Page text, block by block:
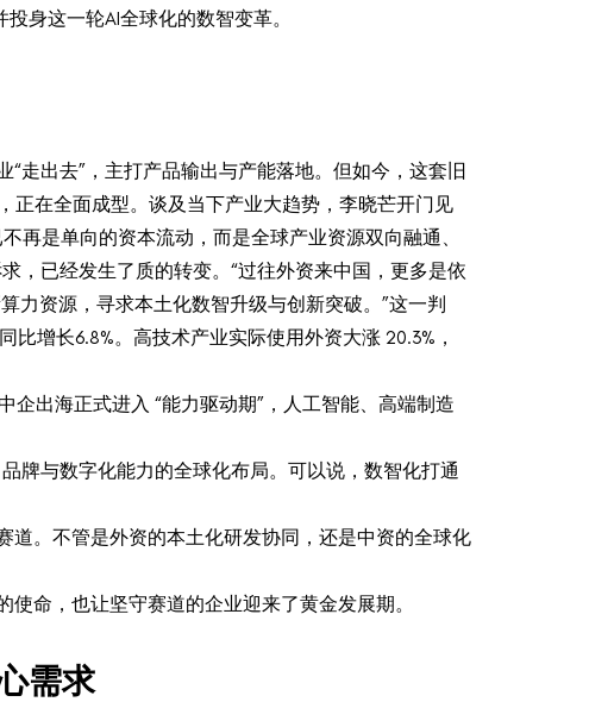
身这一轮AI全球化的数智变革。
走出去”，主打产品输出与产能落地。但如今，这套旧
正在全面成型。谈及当下产业大趋势，李晓芒开门见
再是单向的资本流动，而是全球产业资源双向融通、
，已经发生了质的转变。“过往外资来中国，更多是依
力资源，寻求本土化数智升级与创新突破。”这一判
增长6.8%。高技术产业实际使用外资大涨 20.3%，
出海正式进入 “能力驱动期”，人工智能、高端制造
牌与数字化能力的全球化布局。可以说，数智化打通
。不管是外资的本土化研发协同，还是中资的全球化
命，也让坚守赛道的企业迎来了黄金发展期。
需求